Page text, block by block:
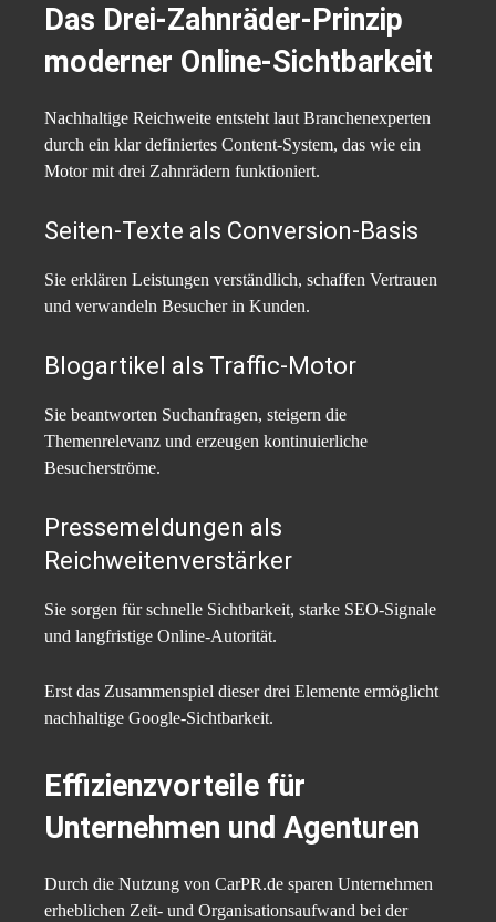
Das Drei-Zahnräder-Prinzip
moderner Online-Sichtbarkeit
Nachhaltige Reichweite entsteht laut Branchenexperten
durch ein klar definiertes Content-System, das wie ein
Motor mit drei Zahnrädern funktioniert.
Seiten-Texte als Conversion-Basis
Sie erklären Leistungen verständlich, schaffen Vertrauen
und verwandeln Besucher in Kunden.
Blogartikel als Traffic-Motor
Sie beantworten Suchanfragen, steigern die
Themenrelevanz und erzeugen kontinuierliche
Besucherströme.
Pressemeldungen als
Reichweitenverstärker
Sie sorgen für schnelle Sichtbarkeit, starke SEO-Signale
und langfristige Online-Autorität.
Erst das Zusammenspiel dieser drei Elemente ermöglicht
nachhaltige Google-Sichtbarkeit.
Effizienzvorteile für
Unternehmen und Agenturen
Durch die Nutzung von CarPR.de sparen Unternehmen
erheblichen Zeit- und Organisationsaufwand bei der